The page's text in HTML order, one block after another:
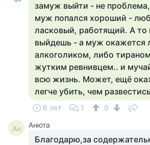
замуж выйти - не проблема,
муж попался хороший -
ласковый, работящий. А то
выйдешь - а муж окажется
алкоголиком, либо
жутким ревнивцем.. и
всю жизнь. Может, ещё
легче убить, чем
6 лет 1 0
Ан Анюта
Благодарю,за